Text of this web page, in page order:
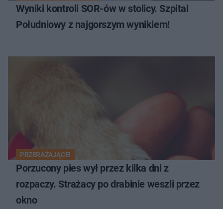
Wyniki kontroli SOR-ów w stolicy. Szpital
Południowy z najgorszym wynikiem!
PRZERAŻAJĄCE!
Porzucony pies wył przez kilka dni z
rozpaczy. Strażacy po drabinie weszli przez
okno